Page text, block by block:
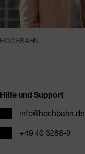
HOCHBAHN
Hilfe und Support
E-Mailinfo@hochbahn.de
Telefon+49 40 3288-0